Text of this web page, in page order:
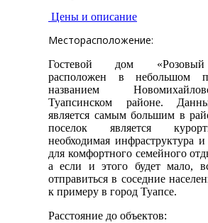
Цены и описание
Месторасположение:
Гостевой дом
расположен в небольшом
названием
Туапсинском районе.
является самым большим в
поселок является
необходимая инфраструктура и
для комфортного семейного
а если и этого будет мало,
отправиться в соседние
к примеру в город Туапсе.
Расстояние до объектов: